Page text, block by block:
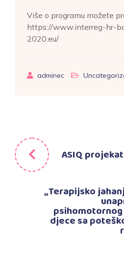
Više o programu možete
https://www.interreg-hr-
2020.eu/
adminec
ASIQ projekat
„Terapijsko
djece sa